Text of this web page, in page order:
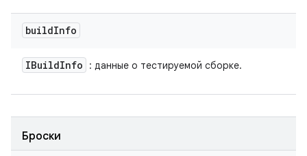
buildInfo
IBuildInfo : данные о тестируемой сборке.
Броски